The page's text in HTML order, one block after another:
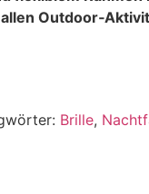
Brille,